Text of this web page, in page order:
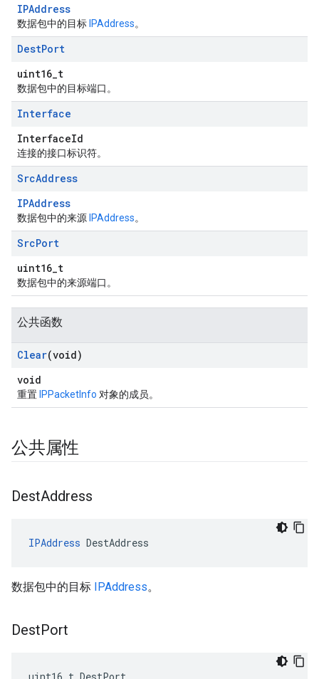
IPAddress
数据包中的目标 IPAddress。
DestPort
uint16_t
数据包中的目标端口。
Interface
InterfaceId
连接的接口标识符。
SrcAddress
IPAddress
数据包中的来源 IPAddress。
SrcPort
uint16_t
数据包中的来源端口。
公共函数
Clear(void)
void
重置 IPPacketInfo 对象的成员。
公共属性
DestAddress
IPAddress DestAddress
数据包中的目标 IPAddress。
DestPort